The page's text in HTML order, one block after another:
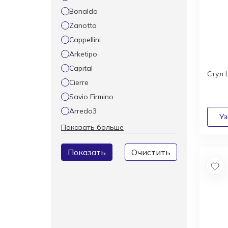
Bonaldo
Zanotta
Cappellini
Arketipo
Capital
Cierre
Savio Firmino
Arredo3
Показать больше
Показать
Стул